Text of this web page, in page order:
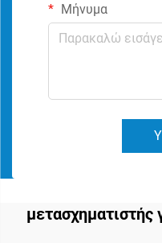
Μήνυμα
μετασχηματιστής